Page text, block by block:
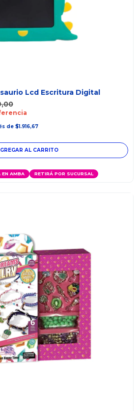
Lcd Escritura Digital
de $1.916,67
AL CARRITO
EN AMBA RETIRÁ POR SUCURSAL